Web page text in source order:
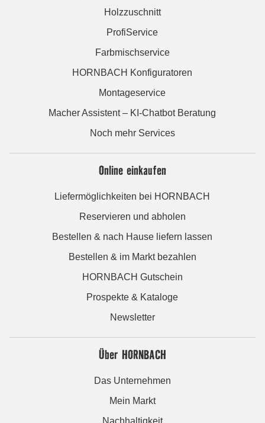
Holzzuschnitt
ProfiService
Farbmischservice
HORNBACH Konfiguratoren
Montageservice
Macher Assistent – KI-Chatbot Beratung
Noch mehr Services
Online einkaufen
Liefermöglichkeiten bei HORNBACH
Reservieren und abholen
Bestellen & nach Hause liefern lassen
Bestellen & im Markt bezahlen
HORNBACH Gutschein
Prospekte & Kataloge
Newsletter
Über HORNBACH
Das Unternehmen
Mein Markt
Nachhaltigkeit